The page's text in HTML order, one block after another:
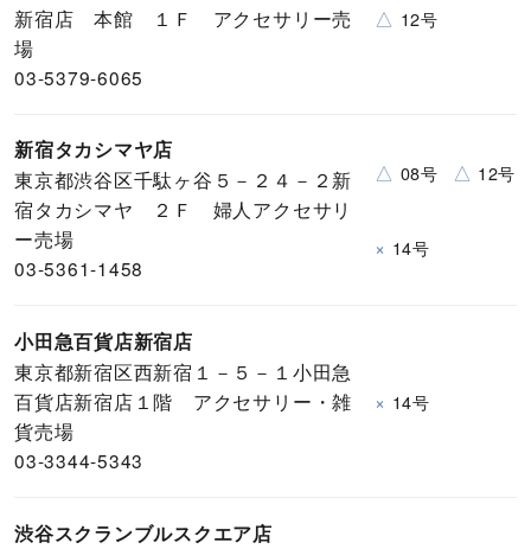
新宿店 本館 １Ｆ アクセサリー売
場
03-5379-6065
△ 12号
新宿タカシマヤ店
東京都渋谷区千駄ヶ谷５－２４－２新
宿タカシマヤ ２Ｆ 婦人アクセサリ
ー売場
03-5361-1458
△ 08号 △ 12号
× 14号
小田急百貨店新宿店
東京都新宿区西新宿１－５－１小田急
百貨店新宿店１階 アクセサリー・雑
貨売場
03-3344-5343
× 14号
渋谷スクランブルスクエア店